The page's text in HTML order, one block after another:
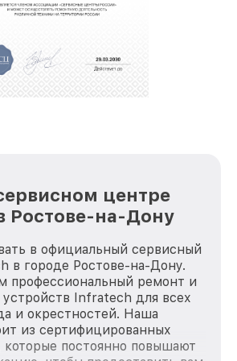
и бесплатно.
и обрели отличную
совершенствуемся и
центре
Ростове-на-Дону
в официальный сервисный
в городе Ростове-на-Дону.
профессиональный ремонт и
Infratech для всех
и окрестностей. Наша
из сертифицированных
которые постоянно повышают